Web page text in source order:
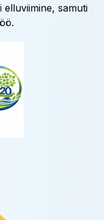
elluviimine, samuti